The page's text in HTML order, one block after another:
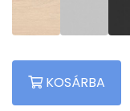
KOSÁRBA